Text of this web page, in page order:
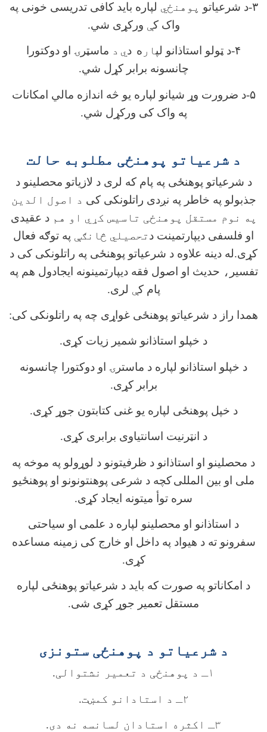
۳-د شرعیاتو پوهنځي لپاره باید کافی تدریسی خونی په
واک کې ورکړی شي.
۴-د ټولو استاذانو لپ ار ه دي د ماسټرۍ او دوکتورا
چانسونه برابر کړل شي.
۵-د ضرورت وړ شیانو لپاره یو څه اندازه مالي امکانات
په واک کی ورکړل شي.
د شرعیاتو پوهنځی مطلوبه حالت
د شرعیاتو پوهنځی په پام که لری د لازیاتو محصلینو د
جذبولو په خاطر په نږدی راتلونکی کی د اصول الدين
په نوم مستقل پوهنځی تاسيس کړي او همد عقیدی
او فلسفی دیپارتمینت دتحصيلي څانګې په توګه فعال
کړی.له دینه علاوه د شرعیاتو پوهنځی په راتلونکی کی د
تفسیر ، حدیث او اصول فقه دیپارتمینونه ایجادول هم په
پام کې لری.
همدا راز د شرعیاتو پوهنځی غواړی چه په راتلونکی کی:
د خپلو استاذانو شمیر زیات کړی.
د خپلو استاذانو لپاره د ماسترۍ او دوکتورا چانسونه
برابر کړی.
د خپل پوهنځی لپاره یو غنی کتابتون جوړ کړی.
د انټرنیت اسانتیاوی برابری کړی.
د محصلینو او استاذانو د ظرفیتونو د لوړولو په موخه په
ملی او بین المللیکچه د شرعی پوهنتونونو او پوهنځیو
سره توأ میتونه ایجاد کړی.
د استاذانو او محصلینو لپاره د علمی او سیاحتی
سفرونو ته د هیواد په داخل او خارج کی زمینه مساعده
کړی.
د امکاناتو په صورت که باید د شرعیاتو پوهنځی لپاره
مستقل تعمیر جوړ کړی شی.
د شرعیاتو د پوهنځی ستونزی
۱ـ د پوهنځی د تعمیر نشتوالی.
۲ـ د استادانو کمښت.
۳ـ اکثره استادان لسانسه نه دی.